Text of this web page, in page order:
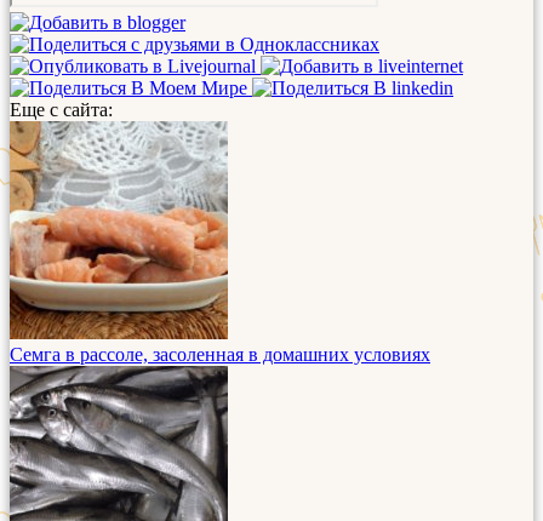
Еще с сайта:
Семга в рассоле, засоленная в домашних условиях